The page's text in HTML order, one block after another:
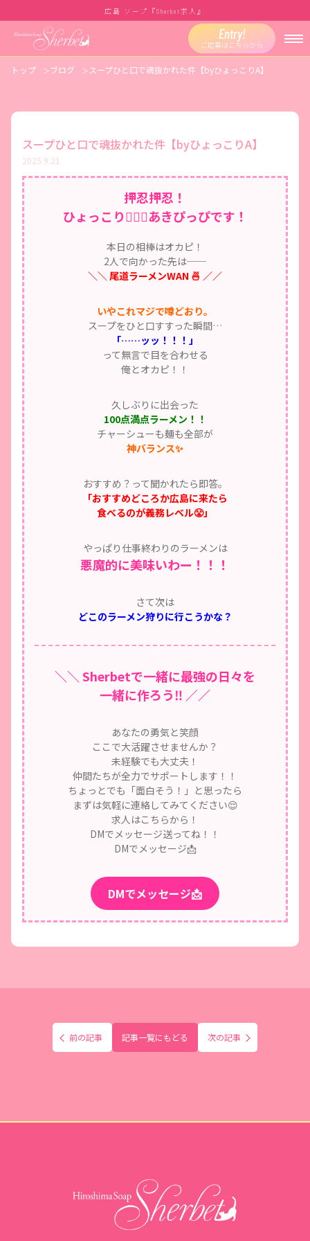
広島 ソープ『Sherbet求人』
Entry!
ご応募はこちらから
トップ ブログ スープひと口で魂抜かれた件【byひょっこりA】
スープひと口で魂抜かれた件【byひょっこりA】
2025.9.21
押忍押忍！
ひょっこり🙆🏻‍♂️あきぴっぴです！
本日の相棒はオカピ！
2人で向かった先は──
＼＼ 尾道ラーメンWAN 🍜 ／／
いやこれマジで噂どおり。
スープをひと口すすった瞬間…
「……ッッ！！！」
って無言で目を合わせる
俺とオカピ！！
久しぶりに出会った
100点満点ラーメン！！
チャーシューも麺も全部が
神バランス✨
おすすめ？って聞かれたら即答。
「おすすめどころか広島に来たら
食べるのが義務レベル😤」
やっぱり仕事終わりのラーメンは
悪魔的に美味いわー！！！
さて次は
どこのラーメン狩りに行こうかな？
＼＼ Sherbetで一緒に最強の日々を
一緒に作ろう‼️ ／／
あなたの勇気と笑顔
ここで大活躍させませんか？
未経験でも大丈夫！
仲間たちが全力でサポートします！！
ちょっとでも「面白そう！」と思ったら
まずは気軽に連絡してみてください😌
求人はこちらから！
DMでメッセージ送ってね！！
DMでメッセージ📩
DMでメッセージ📩
前の記事 記事一覧にもどる 次の記事